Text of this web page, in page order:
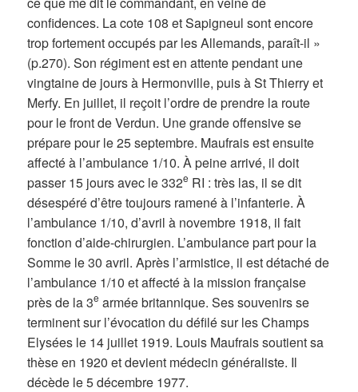
confidences. La cote 108 et Sapigneul sont encore
trop fortement occupés par les Allemands, paraît-il »
(p.270). Son régiment est en attente pendant une
vingtaine de jours à Hermonville, puis à St Thierry et
Merfy. En juillet, il reçoit l’ordre de prendre la route
pour le front de Verdun. Une grande offensive se
prépare pour le 25 septembre. Maufrais est ensuite
affecté à l’ambulance 1/10. À peine arrivé, il doit
passer 15 jours avec le 332e RI : très las, il se dit
désespéré d’être toujours ramené à l’infanterie. À
l’ambulance 1/10, d’avril à novembre 1918, il fait
fonction d’aide-chirurgien. L’ambulance part pour la
Somme le 30 avril. Après l’armistice, il est détaché de
l’ambulance 1/10 et affecté à la mission française
près de la 3e armée britannique. Ses souvenirs se
terminent sur l’évocation du défilé sur les Champs
Elysées le 14 juillet 1919. Louis Maufrais soutient sa
thèse en 1920 et devient médecin généraliste. Il
décède le 5 décembre 1977.